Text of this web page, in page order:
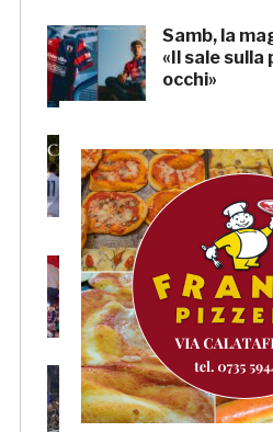
Samb, la
«Il sale sulla
occhi»
Primavera 4,
Samb:
all’esordio,
Forlì
Samb, su il
piazza
Pescara-
rimanda la
possibile